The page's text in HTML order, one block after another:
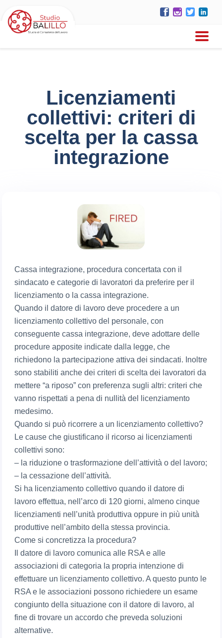
Licenziamenti
collettivi: criteri di
scelta per la cassa
integrazione
Cassa integrazione, procedura concertata con il
sindacato e categorie di lavoratori da preferire per il
licenziamento o la cassa integrazione.
Quando il datore di lavoro deve procedere a un
licenziamento collettivo del personale, con
conseguente cassa integrazione, deve adottare delle
procedure apposite indicate dalla legge, che
richiedono la partecipazione attiva dei sindacati. Inoltre
sono stabiliti anche dei criteri di scelta dei lavoratori da
mettere “a riposo” con preferenza sugli altri: criteri che
vanno rispettati a pena di nullità del licenziamento
medesimo.
Quando si può ricorrere a un licenziamento collettivo?
Le cause che giustificano il ricorso ai licenziamenti
collettivi sono:
– la riduzione o trasformazione dell’attività o del lavoro;
– la cessazione dell’attività.
Si ha licenziamento collettivo quando il datore di
lavoro effettua, nell’arco di 120 giorni, almeno cinque
licenziamenti nell’unità produttiva oppure in più unità
produttive nell’ambito della stessa provincia.
Come si concretizza la procedura?
Il datore di lavoro comunica alle RSA e alle
associazioni di categoria la propria intenzione di
effettuare un licenziamento collettivo. A questo punto le
RSA e le associazioni possono richiedere un esame
congiunto della situazione con il datore di lavoro, al
fine di trovare un accordo che preveda soluzioni
alternative.